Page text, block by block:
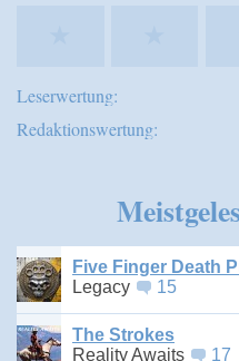
Leserwertung:
Redaktionswertung:
Five Finger Death
Legacy
15
The Strokes
Reality Awaits
17